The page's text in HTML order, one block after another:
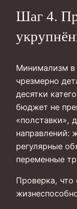
Шаг 4.
Минимализм в
чрезмерно
десятки
бюджет не
«полставки»,
направлений:
регулярные
переменные
Проверка, что